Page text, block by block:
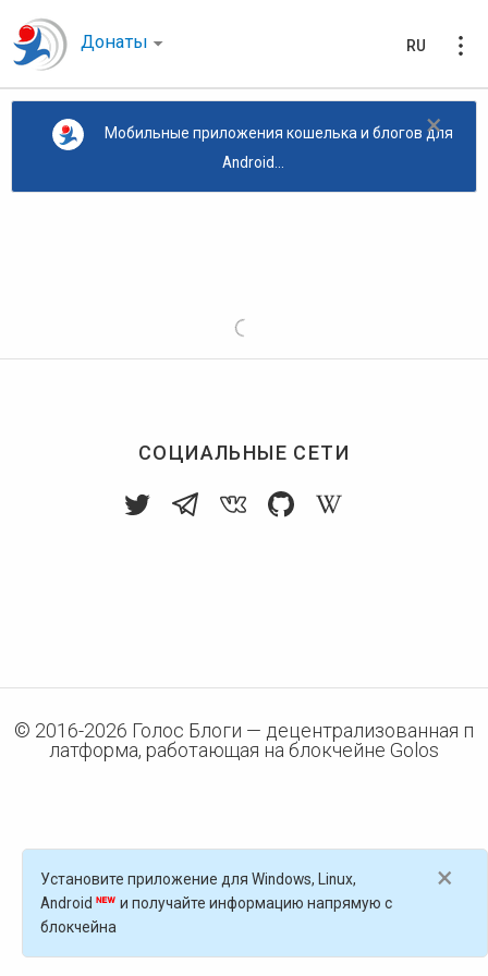
Донаты RU
×
Мобильные приложения кошелька и блогов для
Android...
СОЦИАЛЬНЫЕ СЕТИ
© 2016-2026 Голос Блоги — децентрализованная п
латформа, работающая на блокчейне Golos
×
Установите приложение для Windows, Linux,
Android
и получайте информацию напрямую с
блокчейна